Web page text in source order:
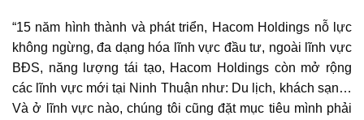
“15 năm hình thành và phát triển, Hacom Holdings nỗ lực
không ngừng, đa dạng hóa lĩnh vực đầu tư, ngoài lĩnh vực
BĐS, năng lượng tái tạo, Hacom Holdings còn mở rộng
các lĩnh vực mới tại Ninh Thuận như: Du lịch, khách sạn…
Và ở lĩnh vực nào, chúng tôi cũng đặt mục tiêu mình phải